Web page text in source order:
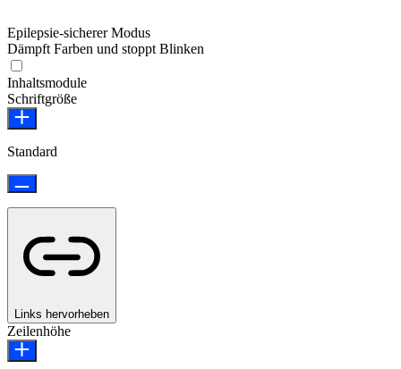
Epilepsie-sicherer Modus
Dämpft Farben und stoppt Blinken
Inhaltsmodule
Schriftgröße
Standard
Links hervorheben
Zeilenhöhe